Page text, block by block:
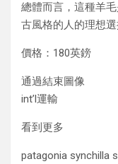
總體而言，這種羊
古風格的人的理想選
價格：180英鎊
通過結束圖像
int’l運輸
看到更多
patagonia synchilla